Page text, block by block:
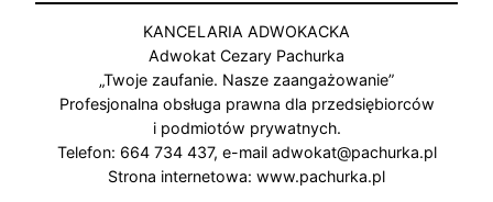
KANCELARIA ADWOKACKA
Adwokat Cezary Pachurka
„Twoje zaufanie. Nasze zaangażowanie”
Profesjonalna obsługa prawna dla przedsiębiorców
i podmiotów prywatnych.
Telefon: 664 734 437, e-mail adwokat@pachurka.pl
Strona internetowa: www.pachurka.pl